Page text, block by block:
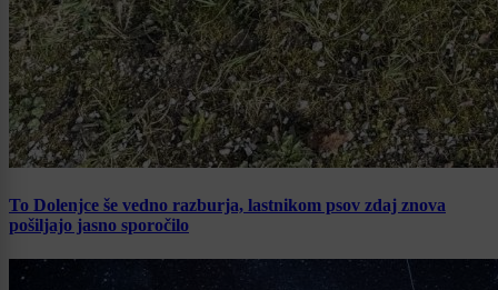
To Dolenjce še vedno razburja, lastnikom psov zdaj znova
pošiljajo jasno sporočilo